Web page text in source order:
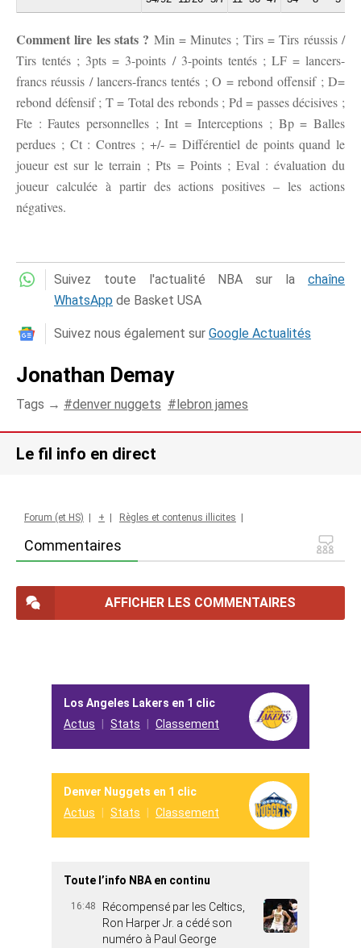
Comment lire les stats ? Min = Minutes ; Tirs = Tirs réussis /
Tirs tentés ; 3pts = 3-points / 3-points tentés ; LF = lancers-
francs réussis / lancers-francs tentés ; O = rebond offensif ; D=
rebond défensif ; T = Total des rebonds ; Pd = passes décisives ;
Fte : Fautes personnelles ; Int = Interceptions ; Bp = Balles
perdues ; Ct : Contres ; +/- = Différentiel de points quand le
joueur est sur le terrain ; Pts = Points ; Eval : évaluation du
joueur calculée à partir des actions positives – les actions
négatives.
Suivez toute l'actualité NBA sur la chaîne
WhatsApp de Basket USA
Suivez nous également sur Google Actualités
Jonathan Demay
Tags → denver nuggets lebron james
Le fil info en direct
Commentaires
Forum (et HS) | + | Règles et contenus illicites |
AFFICHER LES COMMENTAIRES
Los Angeles Lakers en 1 clic
Actus
Stats Classement
Denver Nuggets en 1 clic
Actus
Stats Classement
Toute l’info NBA en continu
16:48
Récompensé par les Celtics,
Ron Harper Jr. a cédé son
numéro à Paul George